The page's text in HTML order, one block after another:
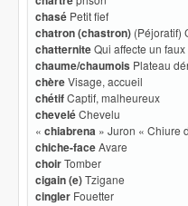
chasé Petit fief
chatron (chastron) (Péjoratif)
chatterniteQui affecte un
chaume/chaumois Plateau
chèreVisage, accueil
chétifCaptif, malheureux
cheveléChevelu
« chiabrena » Juron « Chiure
chiche-faceAvare
choirTomber
cigain (e)Tzigane
cingler Fouetter